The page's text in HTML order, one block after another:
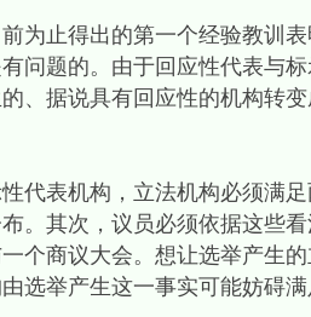
止得出的第一个经验教训表
题的。由于回应性代表与
、据说具有回应性的机构转
表机构，立法机构必须满足
。其次，议员必须依据这些
个商议大会。想让选举产生
选举产生这一事实可能妨碍